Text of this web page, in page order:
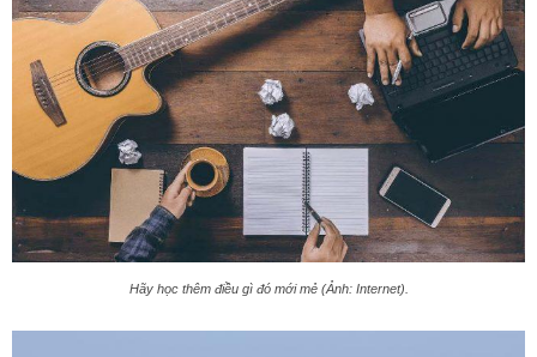
Hãy học thêm điều gì đó mới mẻ (Ảnh: Internet).